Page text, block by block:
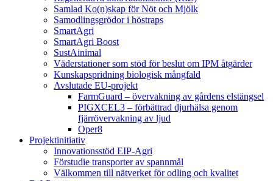
Samlad Ko(n)skap för Nöt och Mjölk
Samodlingsgrödor i höstraps
SmartAgri
SmartAgri Boost
SustAinimal
Väderstationer som stöd för beslut om IPM åtgärder
Kunskapspridning biologisk mångfald
Avslutade EU-projekt
FarmGuard – övervakning av gårdens elstängsel
PIGXCEL3 – förbättrad djurhälsa genom
fjärrövervakning av ljud
Oper8
Projektinitiativ
Innovationsstöd EIP-Agri
Förstudie transporter av spannmål
Välkommen till nätverket för odling och kvalitet